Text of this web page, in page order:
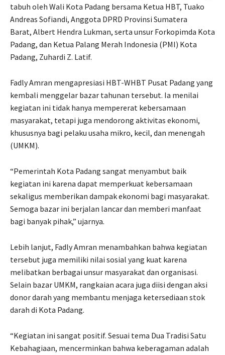
tabuh oleh Wali Kota Padang bersama Ketua HBT, Tuako
Andreas Sofiandi, Anggota DPRD Provinsi Sumatera
Barat, Albert Hendra Lukman, serta unsur Forkopimda Kota
Padang, dan Ketua Palang Merah Indonesia (PMI) Kota
Padang, Zuhardi Z. Latif.
Fadly Amran mengapresiasi HBT-WHBT Pusat Padang yang
kembali menggelar bazar tahunan tersebut. Ia menilai
kegiatan ini tidak hanya mempererat kebersamaan
masyarakat, tetapi juga mendorong aktivitas ekonomi,
khususnya bagi pelaku usaha mikro, kecil, dan menengah
(UMKM).
“Pemerintah Kota Padang sangat menyambut baik
kegiatan ini karena dapat memperkuat kebersamaan
sekaligus memberikan dampak ekonomi bagi masyarakat.
Semoga bazar ini berjalan lancar dan memberi manfaat
bagi banyak pihak,” ujarnya.
Lebih lanjut, Fadly Amran menambahkan bahwa kegiatan
tersebut juga memiliki nilai sosial yang kuat karena
melibatkan berbagai unsur masyarakat dan organisasi.
Selain bazar UMKM, rangkaian acara juga diisi dengan aksi
donor darah yang membantu menjaga ketersediaan stok
darah di Kota Padang.
“Kegiatan ini sangat positif. Sesuai tema Dua Tradisi Satu
Kebahagiaan, mencerminkan bahwa keberagaman adalah